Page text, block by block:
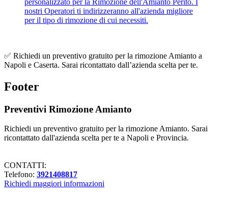
✅ Richiedi un preventivo gratuito per la rimozione Amianto a
Napoli e Caserta. Sarai ricontattato dall’azienda scelta per te.
Footer
Preventivi Rimozione Amianto
Richiedi un preventivo gratuito per la rimozione Amianto. Sarai
ricontattato dall'azienda scelta per te a Napoli e Provincia.
CONTATTI:
Telefono: 3921408817
Richiedi maggiori informazioni